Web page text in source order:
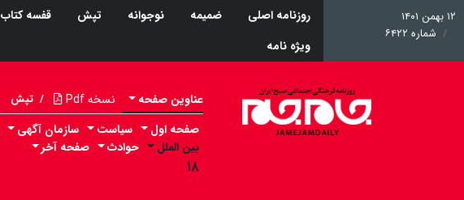
۱۲ بهمن ۱۴۰۱
شماره ۶۴۲۲
روزنامه اصلی ضمیمه نوجوانه تپش قفسه کتاب
ویژه نامه
عناوین صفحه نسخه Pdf / تپش
صفحه اول سیاست سازمان آگهی
بین الملل
۱۸
حوادث صفحه آخر